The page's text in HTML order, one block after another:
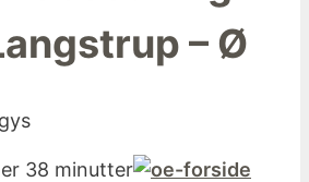
– Ø
38 minutter